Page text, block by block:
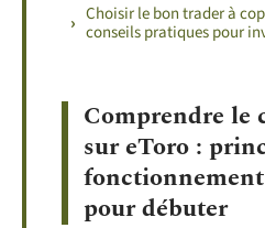
Choisir le bon trader à
conseils pratiques pour
Comprendre le
sur eToro :
pour débuter